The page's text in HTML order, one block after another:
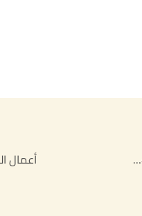
مقاولات بناء في أحياء جدة 0554919006